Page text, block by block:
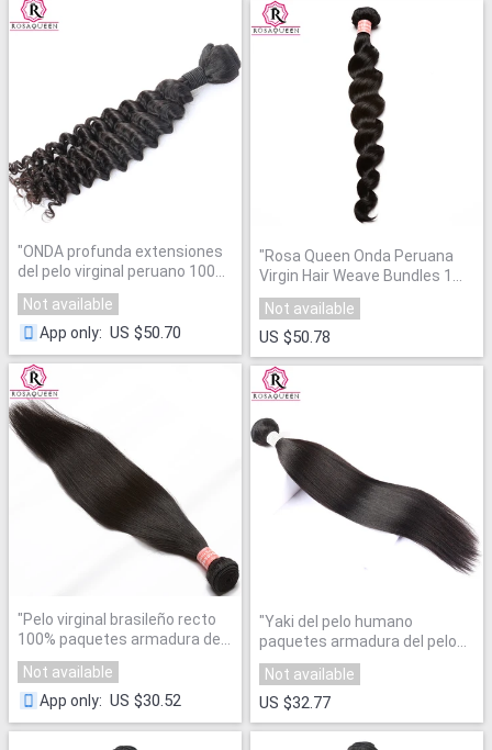
"ONDA profunda extensiones
del pelo virginal peruano 100%
paquetes armadura del pelo
humano Natural negro Color 1
unidades Rosa Queen Hair
Not available
App only: US $50.70
"Pelo virginal brasileño recto
100% paquetes armadura del
pelo humano Natural negro
Color 1 unidades Rosa Queen
Hair Products "
Not available
App only: US $30.52
"Rosa Queen Onda Peruana
Virgin Hair Weave Bundles 1
Unidades"
Not available
US $50.78
"Yaki del pelo humano
paquetes armadura del pelo
brasileño Yaki del pelo recto
extensiones 1 unidades Remy
Rosa Queen Hair Products
Not available
US $32.77